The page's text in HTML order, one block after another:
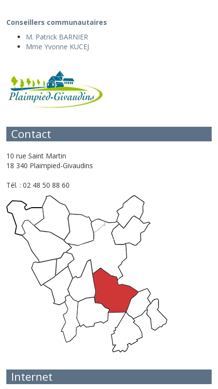
Conseillers communautaires
M. Patrick BARNIER
Mme Yvonne KUCEJ
Contact
10 rue Saint Martin
18 340 Plaimpied-Givaudins
Tél. : 02 48 50 88 60
Internet